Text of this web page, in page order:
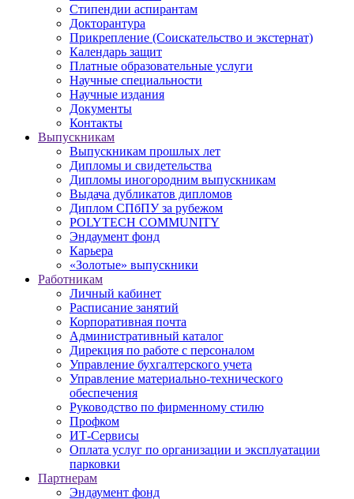
Стипендии аспирантам
Докторантура
Прикрепление (Соискательство и экстернат)
Календарь защит
Платные образовательные услуги
Научные специальности
Научные издания
Документы
Контакты
Выпускникам
Выпускникам прошлых лет
Дипломы и свидетельства
Дипломы иногородним выпускникам
Выдача дубликатов дипломов
Диплом СПбПУ за рубежом
POLYTECH COMMUNITY
Эндаумент фонд
Карьера
«Золотые» выпускники
Работникам
Личный кабинет
Расписание занятий
Корпоративная почта
Административный каталог
Дирекция по работе с персоналом
Управление бухгалтерского учета
Управление материально-технического
обеспечения
Руководство по фирменному стилю
Профком
ИТ-Сервисы
Оплата услуг по организации и эксплуатации
парковки
Партнерам
Эндаумент фонд